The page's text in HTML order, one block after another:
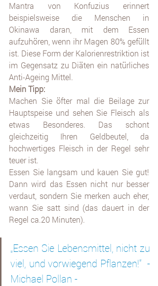
Mantra von Konfuzius erinnert
beispielsweise die Menschen in
Okinawa daran, mit dem Essen
aufzuhören, wenn ihr Magen 80% gefüllt
ist. Diese Form der Kalorienrestriktion ist
im Gegensatz zu Diäten ein natürliches
Anti-Ageing Mittel.
Mein Tipp:
Machen Sie öfter mal die Beilage zur
Hauptspeise und sehen Sie Fleisch als
etwas Besonderes. Das schont
gleichzeitig Ihren Geldbeutel, da
hochwertiges Fleisch in der Regel sehr
teuer ist.
Essen Sie langsam und kauen Sie gut!
Dann wird das Essen nicht nur besser
verdaut, sondern Sie merken auch eher,
wann Sie satt sind (das dauert in der
Regel ca.20 Minuten).
„Essen Sie Lebensmittel, nicht zu
viel, und vorwiegend Pflanzen!“  -
Michael Pollan -